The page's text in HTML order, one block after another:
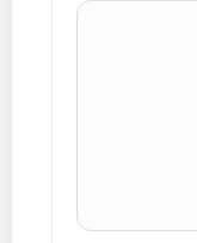
Kommentar